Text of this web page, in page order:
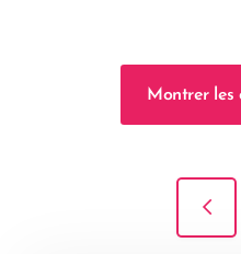
Montrer les
Navigation de